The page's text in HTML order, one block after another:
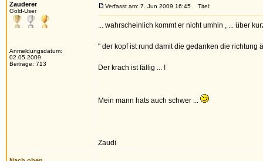
Zauderer
Gold-User
Anmeldungsdatum:
02.05.2009
Beiträge: 713
Verfasst am: 7. Jun 2009 16:45 Titel:
... wahrscheinlich kommt er nicht umhin , ... über
" der kopf ist rund damit die gedanken die richtung
Der krach ist fällig ... !
Mein mann hats auch schwer ...
Zaudi